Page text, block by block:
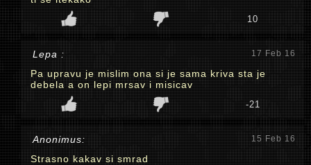
10
Lepa : 17 Feb 16
Pa upravu je mislim ona si je sama kriva sta je
debela a on lepi mrsav i misicav
-21
Anonimus: 15 Feb 16
Strasno kakav si smrad